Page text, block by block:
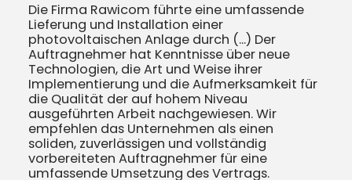
Die Firma Rawicom führte eine umfassende
Lieferung und Installation einer
photovoltaischen Anlage durch (...) Der
Auftragnehmer hat Kenntnisse über neue
Technologien, die Art und Weise ihrer
Implementierung und die Aufmerksamkeit für
die Qualität der auf hohem Niveau
ausgeführten Arbeit nachgewiesen. Wir
empfehlen das Unternehmen als einen
soliden, zuverlässigen und vollständig
vorbereiteten Auftragnehmer für eine
umfassende Umsetzung des Vertrags.